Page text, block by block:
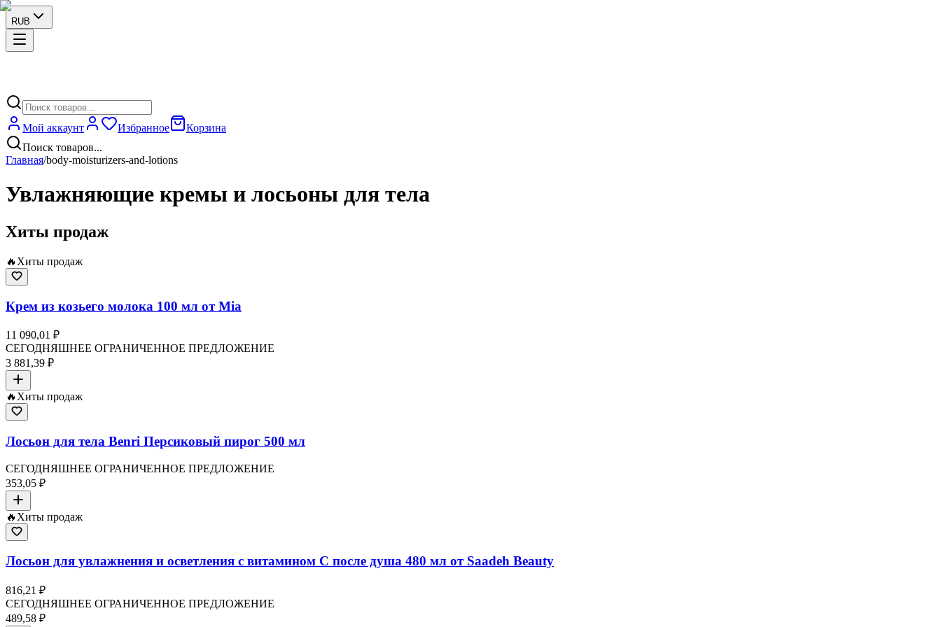
RUB
Мой аккаунт Избранное
Корзина
Поиск товаров...
Главная/body-moisturizers-and-lotions
Увлажняющие кремы и лосьоны для тела
Хиты продаж
🔥 Хиты продаж
Крем из козьего молока 100 мл от Mia
11 090,01 ₽
СЕГОДНЯШНЕЕ ОГРАНИЧЕННОЕ ПРЕДЛОЖЕНИЕ
3 881,39 ₽
🔥 Хиты продаж
Лосьон для тела Benri Персиковый пирог 500 мл
СЕГОДНЯШНЕЕ ОГРАНИЧЕННОЕ ПРЕДЛОЖЕНИЕ
353,05 ₽
🔥 Хиты продаж
Лосьон для увлажнения и осветления с витамином C после душа 480 мл от Saadeh Beauty
816,21 ₽
СЕГОДНЯШНЕЕ ОГРАНИЧЕННОЕ ПРЕДЛОЖЕНИЕ
489,58 ₽